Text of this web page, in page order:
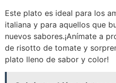
Este plato es ideal para los
italiana y para aquellos que
nuevos sabores.¡Anímate a
de risotto de tomate y
plato lleno de sabor y color!